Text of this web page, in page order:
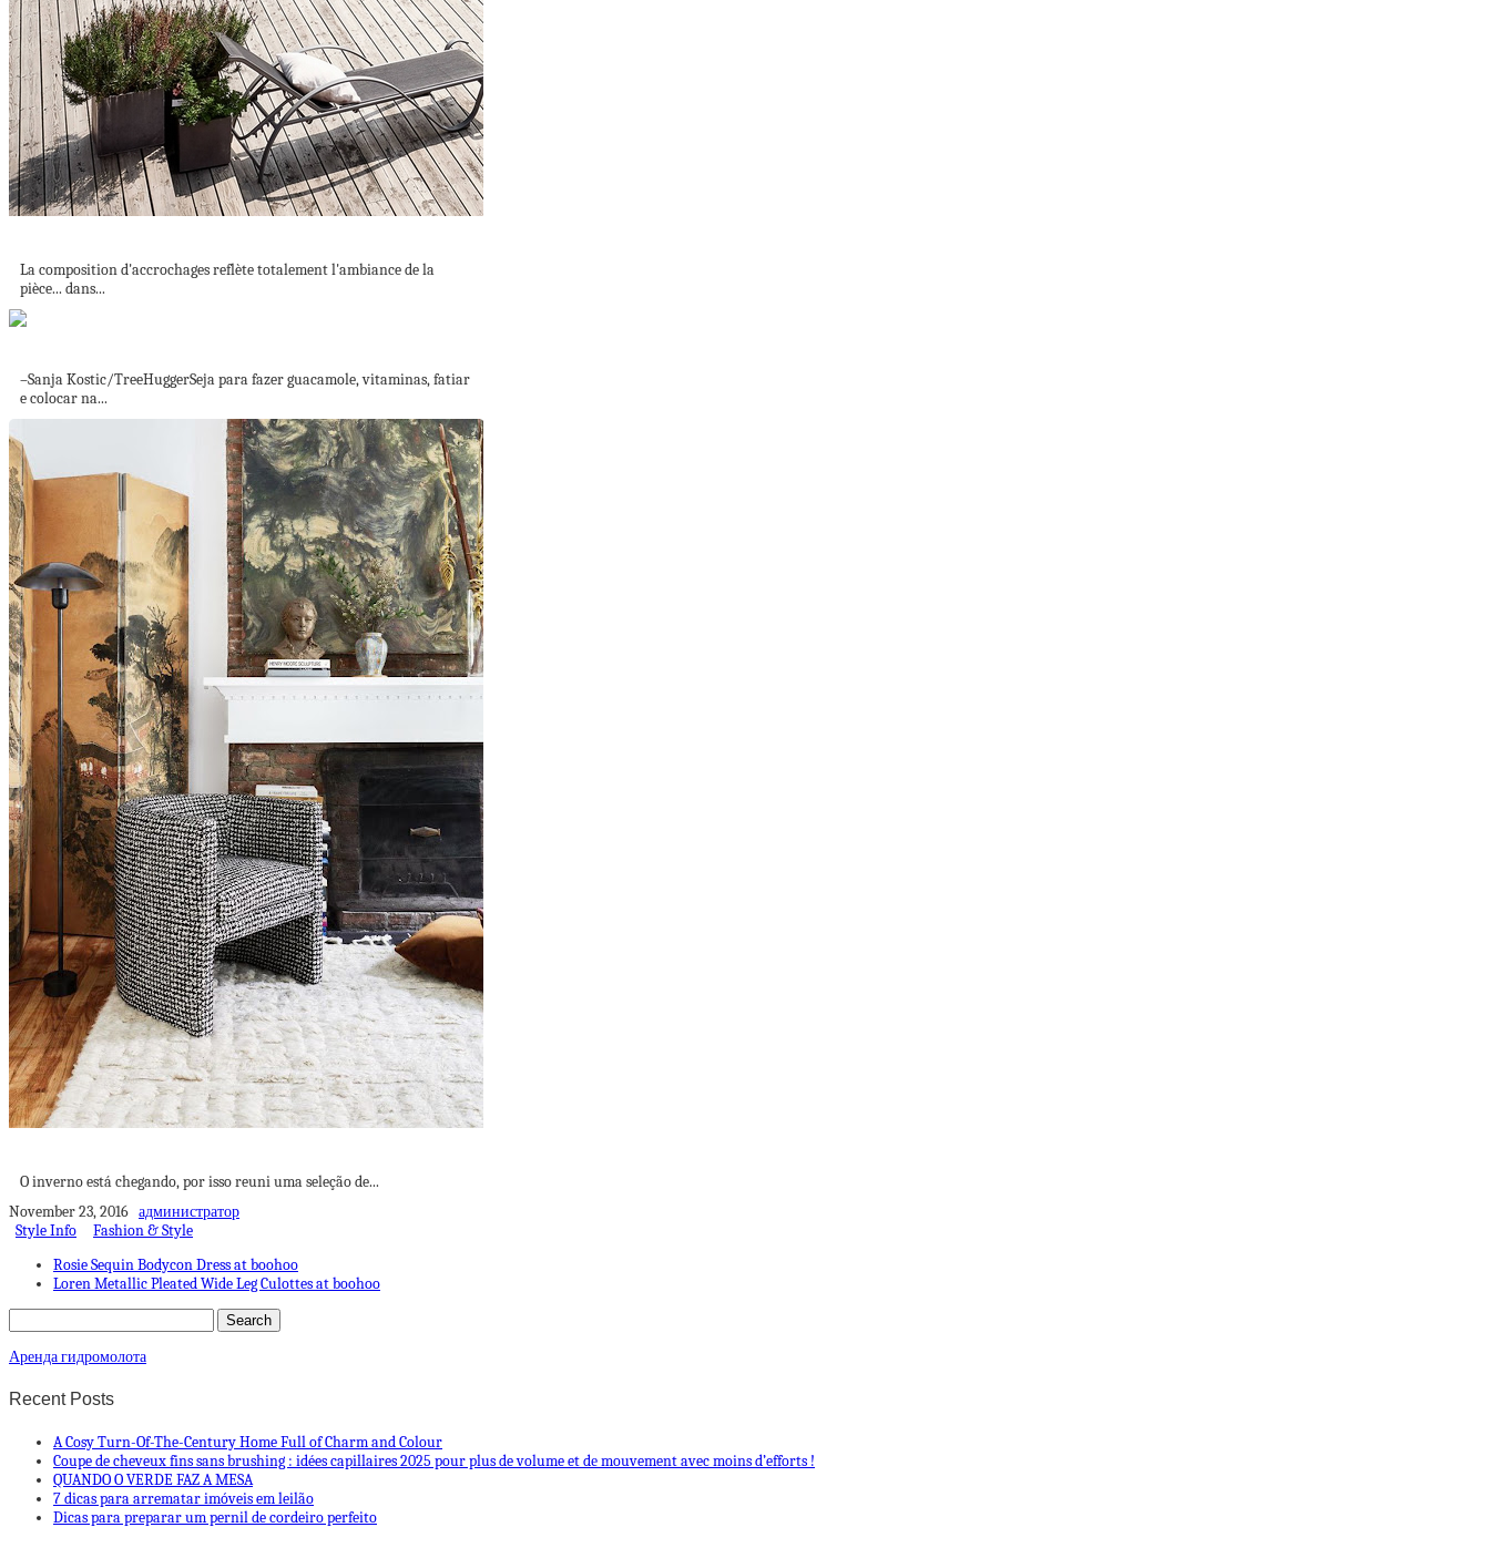
La composition d'accrochages reflète totalement l'ambiance de la
pièce... dans...
–Sanja Kostic/TreeHuggerSeja para fazer guacamole, vitaminas, fatiar
e colocar na...
O inverno está chegando, por isso reuni uma seleção de...
November 23, 2016 администратор
Style Info
Fashion & Style
Rosie Sequin Bodycon Dress at boohoo
Loren Metallic Pleated Wide Leg Culottes at boohoo
Аренда гидромолота
Recent Posts
A Cosy Turn-Of-The-Century Home Full of Charm and Colour
Coupe de cheveux fins sans brushing : idées capillaires 2025 pour plus de volume et dе mouvement avec moins d’efforts !
QUANDO O VERDE FAZ A MESA
7 dicas para arrematar imóveis em leilão
Dicas para preparar um pernil de cordeiro perfeito